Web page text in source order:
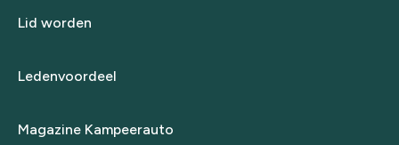
Lid worden
Ledenvoordeel
Magazine Kampeerauto